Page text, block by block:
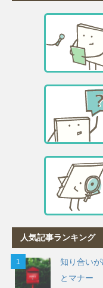
人気記事ランキング
知り合い
とマナー